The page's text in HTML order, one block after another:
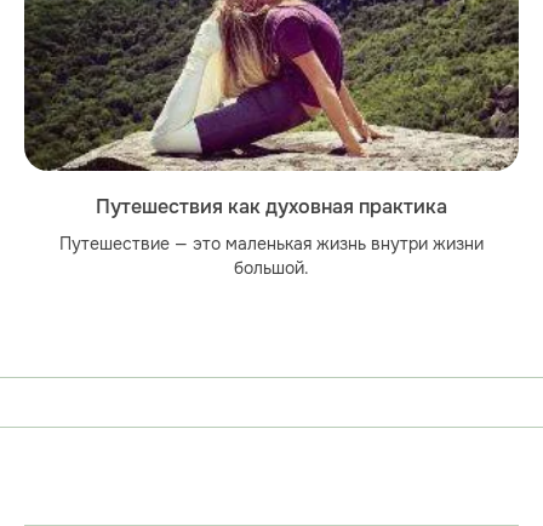
Путешествия как духовная практика
Путешествие — это маленькая жизнь внутри жизни
большой.